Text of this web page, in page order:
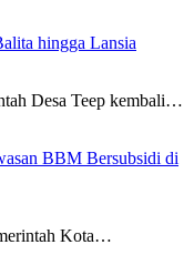
hingga Lansia
Desa Teep kembali…
BBM Bersubsidi di
Kota…